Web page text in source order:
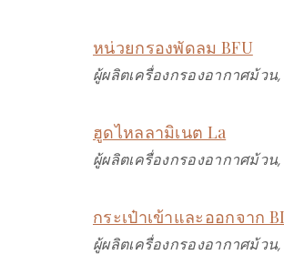
หน่วยกรองพัดลม BFU
ผู้ผลิตเครื่องกรองอากาศม้ว
ฮูดไหลลามิเนต La
ผู้ผลิตเครื่องกรองอากาศม้ว
กระเป๋าเข้าและออกจาก
ผู้ผลิตเครื่องกรองอากาศม้ว